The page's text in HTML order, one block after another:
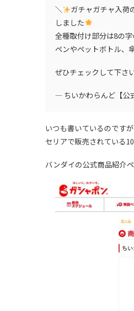
＼ ガチャガチャ入荷
しました
全種取付け部分は8の
ペンやペットボトル、
ぜひチェックして下さ
— ちいかわらんど【公
いつも書いているのです
セリアで販売されている
バンダイの公式商品紹介ペ